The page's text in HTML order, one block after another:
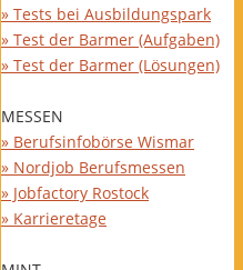
» Tests bei Ausbildungspark
» Test der Barmer (Aufgaben)
» Test der Barmer (Lösungen)
MESSEN
» Berufsinfobörse Wismar
» Nordjob Berufsmessen
» Jobfactory Rostock
» Karrieretage